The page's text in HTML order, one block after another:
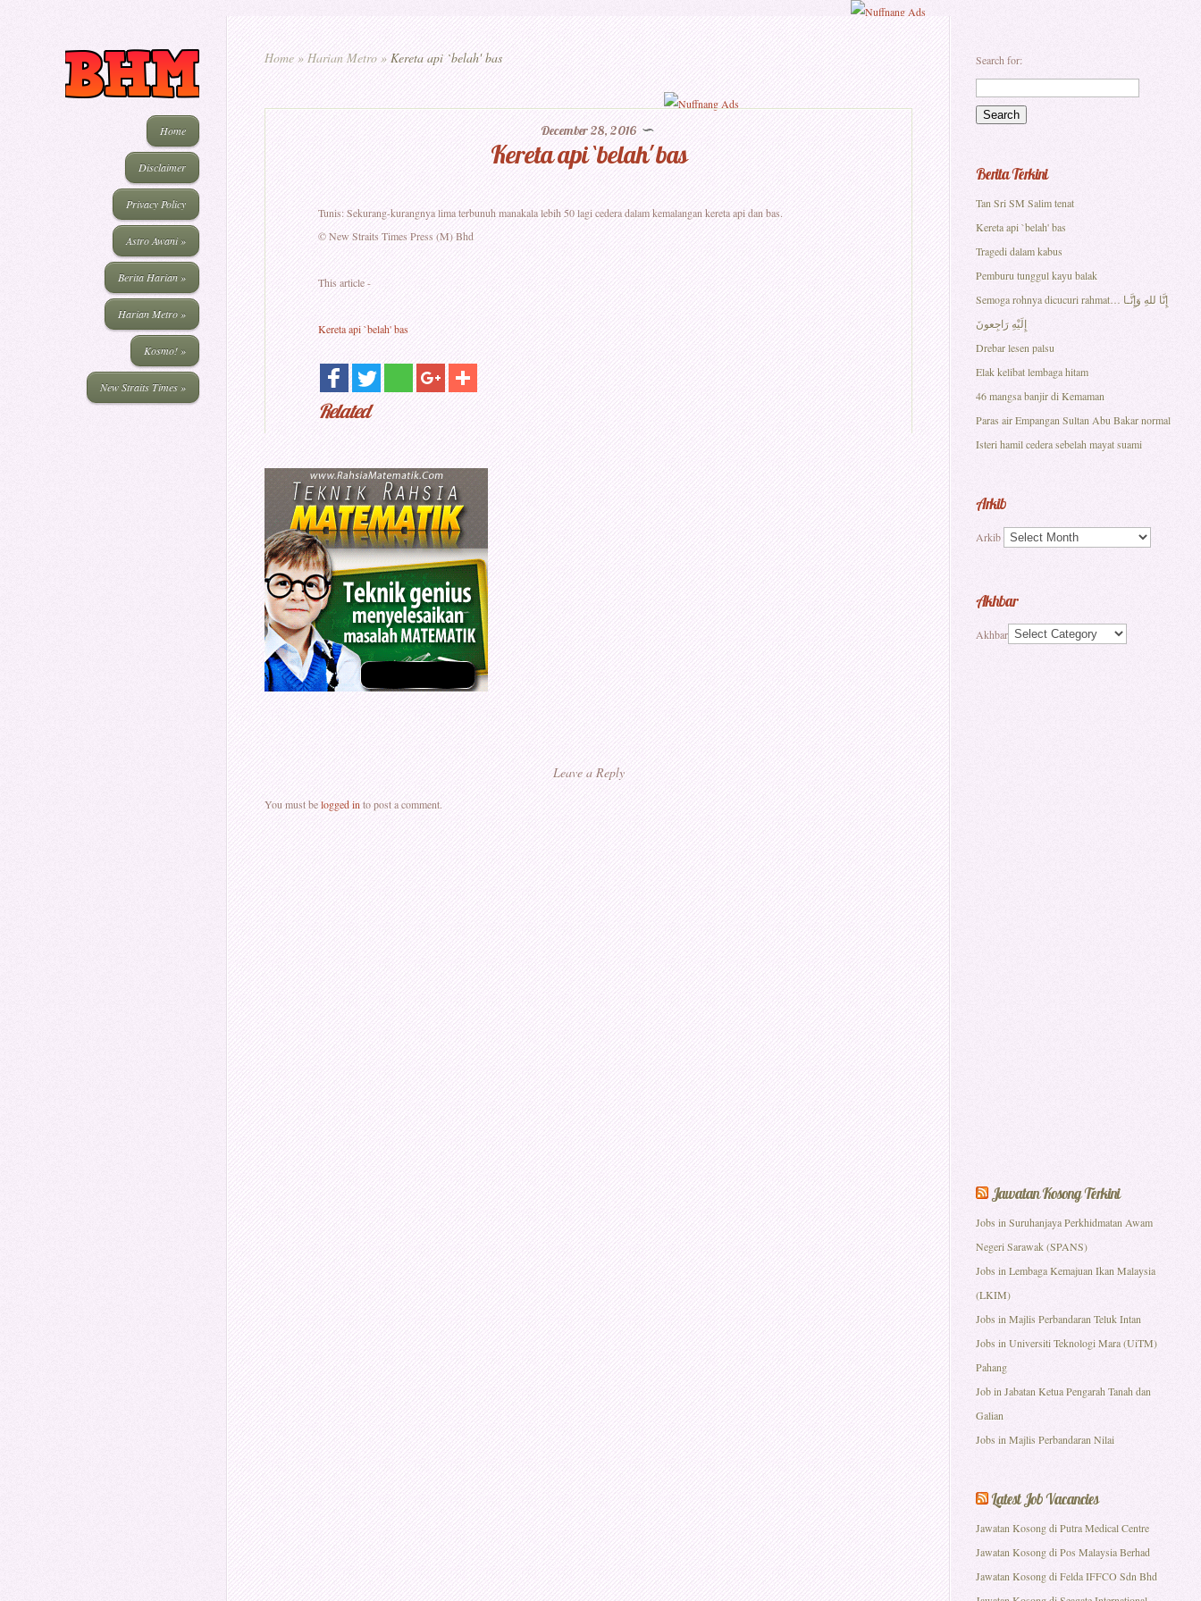
Home
Disclaimer
Privacy Policy
Astro Awani»
Berita Harian»
Harian Metro»
Kosmo!»
New Straits Times»
Home » Harian Metro »Kereta api `belah' bas
December 28, 2016
Kereta api `belah' bas
Tunis: Sekurang-kurangnya lima terbunuh manakala lebih 50 lagi cedera dalam kemalangan kereta api dan bas.
© New Straits Times Press (M) Bhd
This article -
Kereta api `belah' bas
Related
Leave a Reply
You must belogged in to post a comment.
Search for:
Berita Terkini
Tan Sri SM Salim tenat
Kereta api `belah' bas
Tragedi dalam kabus
Pemburu tunggul kayu balak
Semoga rohnya dicucuri rahmat… إِنَّا للهِ وَإِنَّـا
إِلَيْهِ رَاجِعونَ
Drebar lesen palsu
Elak kelibat lembaga hitam
46 mangsa banjir di Kemaman
Paras air Empangan Sultan Abu Bakar normal
Isteri hamil cedera sebelah mayat suami
Arkib
Arkib
Akhbar
Akhbar
Jawatan Kosong Terkini
Jobs in Suruhanjaya Perkhidmatan Awam
Negeri Sarawak (SPANS)
Jobs in Lembaga Kemajuan Ikan Malaysia
(LKIM)
Jobs in Majlis Perbandaran Teluk Intan
Jobs in Universiti Teknologi Mara (UiTM)
Pahang
Job in Jabatan Ketua Pengarah Tanah dan
Galian
Jobs in Majlis Perbandaran Nilai
Latest Job Vacancies
Jawatan Kosong di Putra Medical Centre
Jawatan Kosong di Pos Malaysia Berhad
Jawatan Kosong di Felda IFFCO Sdn Bhd